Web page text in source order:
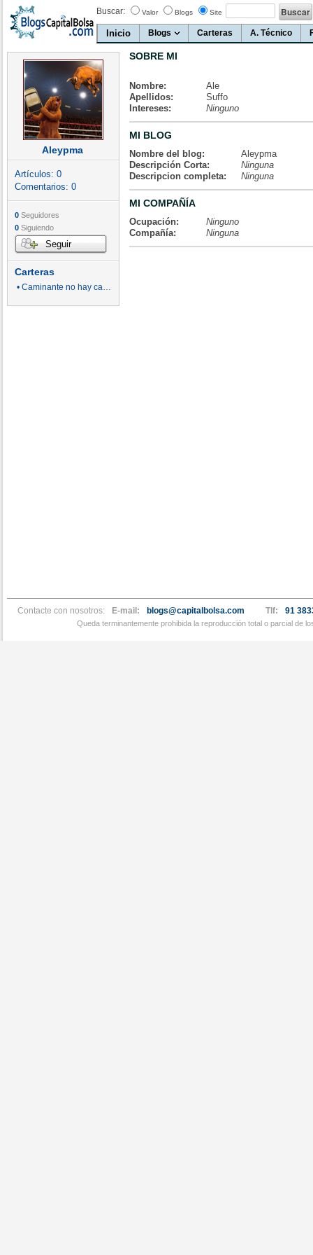
Buscar: Valor Blogs Site
Inicio Blogs Carteras A. Técnico
Aleypma
Artículos: 0
Comentarios: 0
0 Seguidores
0 Siguiendo
Seguir
Carteras
• Caminante no hay camino
SOBRE MI
Nombre:
Ale
Apellidos:
Suffo
Intereses:
Ninguno
MI BLOG
Nombre del blog:
Aleypma
Descripción Corta:
Ninguna
Descripcion completa:
Ninguna
MI COMPAÑÍA
Ocupación:
Ninguno
Compañía:
Ninguna
Contacte con nosotros: E-mail: blogs@capitalbolsa.com Tlf: 91
Queda terminantemente prohibida la reproducción total o parcial de